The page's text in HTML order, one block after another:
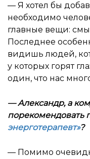
— Я хотел бы
необходимо
главные вещи:
Последнее
видишь людей,
у которых горят
один, что нас
—Александр, а
порекомендовать
энерготерапевт»?
— Помимо